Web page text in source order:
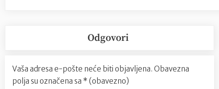
Odgovori
Vaša adresa e-pošte neće biti objavljena. Obavezna
polja su označena sa * (obavezno)